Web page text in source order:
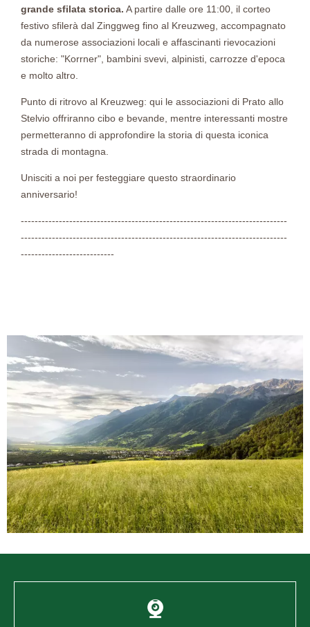
grande sfilata storica. A partire dalle ore 11:00, il corteo
festivo sfilerà dal Zinggweg fino al Kreuzweg, accompagnato
da numerose associazioni locali e affascinanti rievocazioni
storiche: "Korrner", bambini svevi, alpinisti, carrozze d'epoca
e molto altro.
Punto di ritrovo al Kreuzweg: qui le associazioni di Prato allo
Stelvio offriranno cibo e bevande, mentre interessanti mostre
permetteranno di approfondire la storia di questa iconica
strada di montagna.
Unisciti a noi per festeggiare questo straordinario
anniversario!
-----------------------------------------------------------------------------
-----------------------------------------------------------------------------
---------------------------